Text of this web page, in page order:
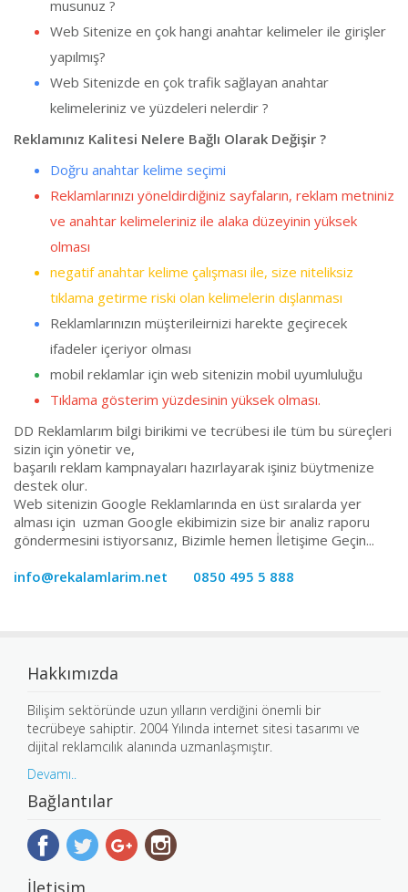
musunuz ?
Web Sitenize en çok hangi anahtar kelimeler ile girişler
yapılmış?
Web Sitenizde en çok trafik sağlayan anahtar
kelimeleriniz ve yüzdeleri nelerdir ?
Reklamınız Kalitesi Nelere Bağlı Olarak Değişir ?
Doğru anahtar kelime seçimi
Reklamlarınızı yöneldirdiğiniz sayfaların, reklam metniniz
ve anahtar kelimeleriniz ile alaka düzeyinin yüksek
olması
negatif anahtar kelime çalışması ile, size niteliksiz
tıklama getirme riski olan kelimelerin dışlanması
Reklamlarınızın müşterileirnizi harekte geçirecek
ifadeler içeriyor olması
mobil reklamlar için web sitenizin mobil uyumluluğu
Tıklama gösterim yüzdesinin yüksek olması.
DD Reklamlarım bilgi birikimi ve tecrübesi ile tüm bu süreçleri
sizin için yönetir ve,
başarılı reklam kampnayaları hazırlayarak işiniz büytmenize
destek olur.
Web sitenizin Google Reklamlarında en üst sıralarda yer
alması için uzman Google ekibimizin size bir analiz raporu
göndermesini istiyorsanız, Bizimle hemen İletişime Geçin...
info@rekalamlarim.net
0850 495 5 888
Hakkımızda
Bilişim sektöründe uzun yılların verdiğini önemli bir
tecrübeye sahiptir. 2004 Yılında internet sitesi tasarımı ve
dijital reklamcılık alanında uzmanlaşmıştır.
Devamı..
Bağlantılar
İletişim